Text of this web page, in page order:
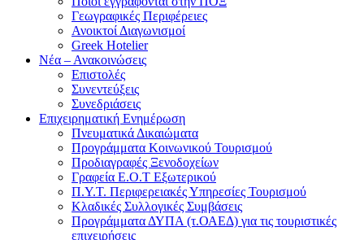
Γεωγραφικές Περιφέρειες
Ανοικτοί Διαγωνισμoί
Greek Hotelier
Νέα – Ανακοινώσεις
Επιστολές
Συνεντεύξεις
Συνεδριάσεις
Επιχειρηματική Ενημέρωση
Πνευματικά Δικαιώματα
Προγράμματα Κοινωνικού Τουρισμού
Προδιαγραφές Ξενοδοχείων
Γραφεία Ε.Ο.Τ Εξωτερικού
Π.Υ.Τ. Περιφερειακές Υπηρεσίες Τουρισμού
Κλαδικές Συλλογικές Συμβάσεις
Προγράμματα ΔΥΠΑ (τ.ΟΑΕΔ) για τις τουριστικές
επιχειρήσεις